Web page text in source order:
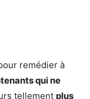
remédier à
qui ne
tellement plus